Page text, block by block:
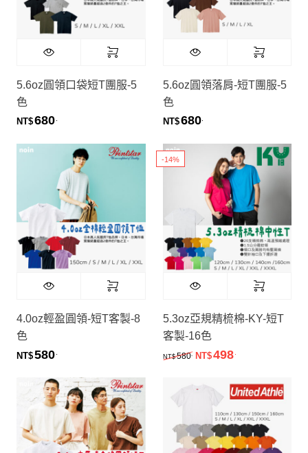
5.6oz圓領口袋短T團服-5
色
NT$680
5.6oz圓領落肩-短T團服-5
色
NT$680
4.0oz輕盈圓領-短T客製-8
色
NT$580
-14%
5.3oz亞規精梳棉-KY-短T
客製-16色
NT$ 580. 原始價格：NT$580.。
NT$498